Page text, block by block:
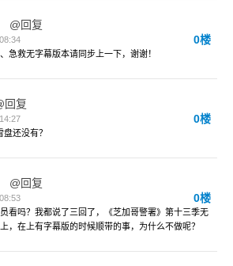
@回复
0楼
急救无字幕版本请同步上一下，谢谢！
回复
0楼
还没有？
@回复
0楼
看吗？我都说了三回了，《芝加哥警署》第十三季无
，在上有字幕版的时候顺带的事，为什么不做呢？